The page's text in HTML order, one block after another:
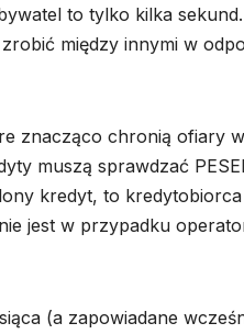
to tylko kilka
między innymi w
znacząco chronią ofiary
muszą sprawdzać
kredyt, to kredytobiorca
jest w przypadku
(a zapowiadane